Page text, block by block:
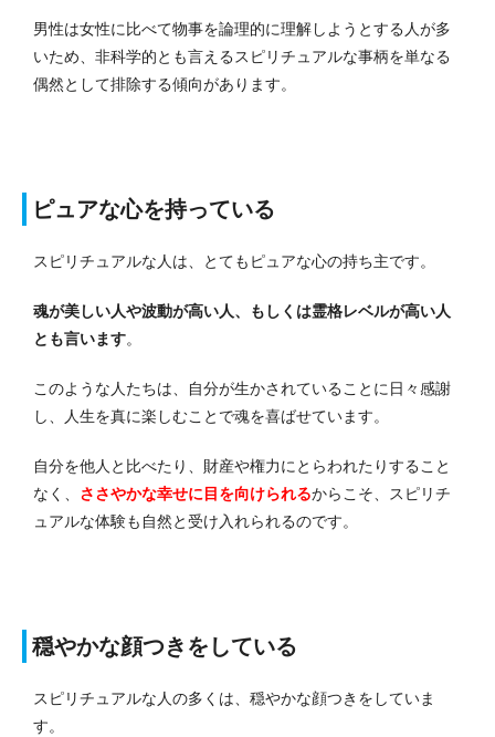
男性は女性に比べて物事を論理的に理解しようとする人が多
いため、非科学的とも言えるスピリチュアルな事柄を単なる
偶然として排除する傾向があります。
ピュアな心を持っている
スピリチュアルな人は、とてもピュアな心の持ち主です。
魂が美しい人や波動が高い人、もしくは霊格レベルが高い人
とも言います。
このような人たちは、自分が生かされていることに日々感謝
し、人生を真に楽しむことで魂を喜ばせています。
自分を他人と比べたり、財産や権力にとらわれたりすること
なく、 ささやかな幸せに目を向けられるからこそ、スピリチ
ュアルな体験も自然と受け入れられるのです。
穏やかな顔つきをしている
スピリチュアルな人の多くは、穏やかな顔つきをしていま
す。